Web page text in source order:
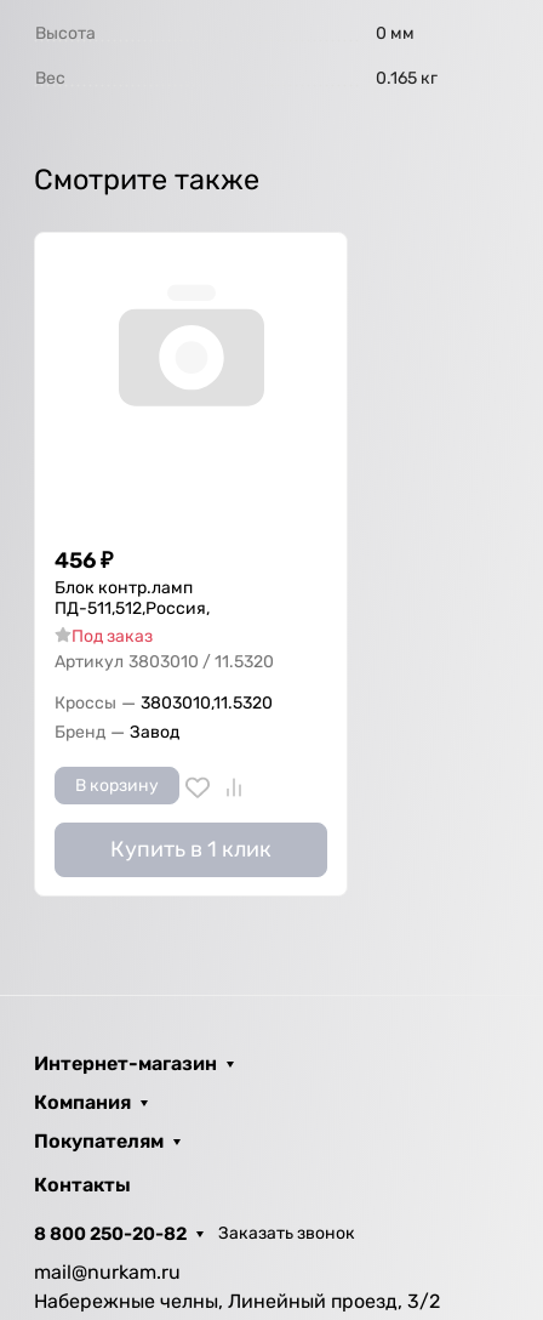
Высота 0 мм
Вес 0.165 кг
Смотрите также
456₽
Блок контр.ламп
ПД-511,512,Россия,
Под заказ
Артикул 3803010 / 11.5320
Кроссы — 3803010,11.5320
Бренд — Завод
В корзину
Купить в 1 клик
Интернет-магазин
Компания
Покупателям
Контакты
8 800 250-20-82 Заказать звонок
mail@nurkam.ru
Набережные челны, Линейный проезд, 3/2